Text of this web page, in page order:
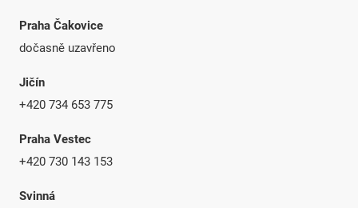
Praha Čakovice
dočasně uzavřeno
Jičín
+420 734 653 775
Praha Vestec
+420 730 143 153
Svinná